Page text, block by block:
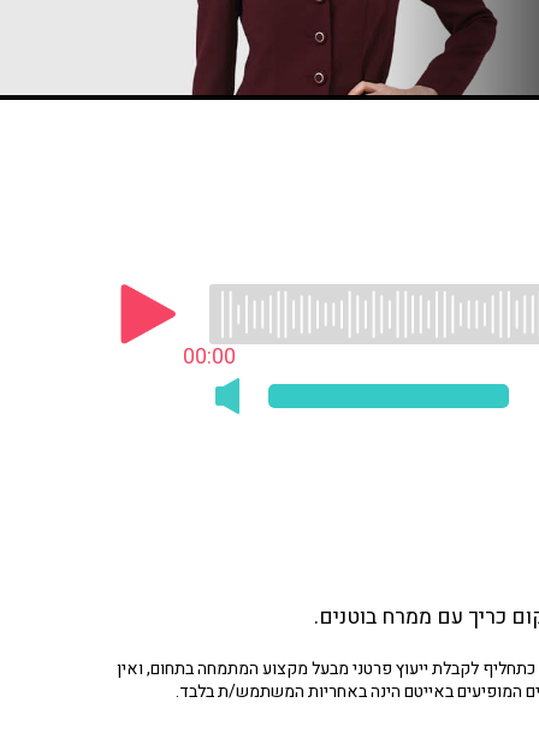
00:00
כריך עם ממרח בוטנים.
לקבלת ייעוץ פרטני מבעל מקצוע המתמחה בתחום, ואין
המופיעים באייטם הינה באחריות המשתמש/ת בלבד.